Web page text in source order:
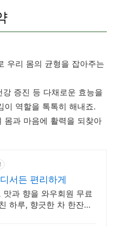
우리 몸의 균형을 잡아주는
증진 등 다채로운 효능을
이 역할을 톡톡히 해내죠.
몸과 마음에 활력을 되찾아
서든 편리하게
과 향을 와우회원 무료
하루, 향긋한 차 한잔으